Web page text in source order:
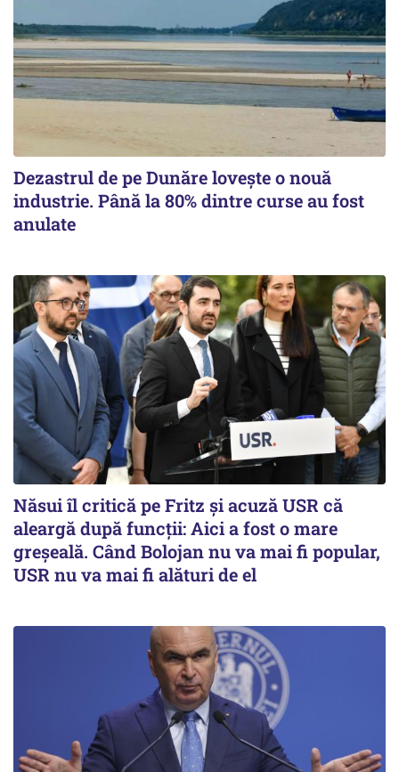
Dezastrul de pe Dunăre lovește o nouă
industrie. Până la 80% dintre curse au fost
anulate
Năsui îl critică pe Fritz și acuză USR că
aleargă după funcții: Aici a fost o mare
greșeală. Când Bolojan nu va mai fi popular,
USR nu va mai fi alături de el